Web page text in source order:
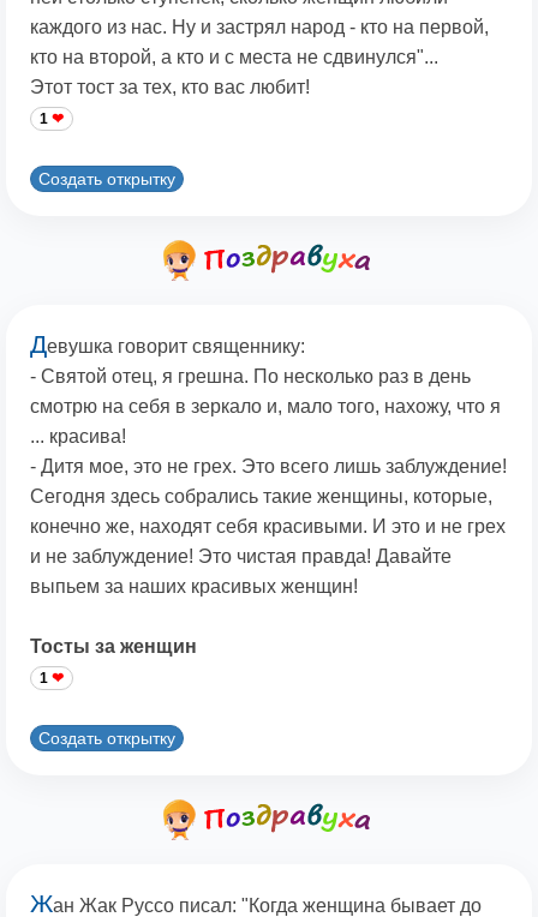
каждого из нас. Ну и застрял народ - кто на первой,
кто на второй, а кто и с места не сдвинулся"...
Этот тост за тех, кто вас любит!
1
Создать открытку
Девушка говорит священнику:
- Святой отец, я грешна. По несколько раз в день
смотрю на себя в зеркало и, мало того, нахожу, что я
... красива!
- Дитя мое, это не грех. Это всего лишь заблуждение!
Сегодня здесь собрались такие женщины, которые,
конечно же, находят себя красивыми. И это и не грех
и не заблуждение! Это чистая правда! Давайте
выпьем за наших красивых женщин!
Тосты за женщин
1
Создать открытку
Жан Жак Руссо писал: "Когда женщина бывает до